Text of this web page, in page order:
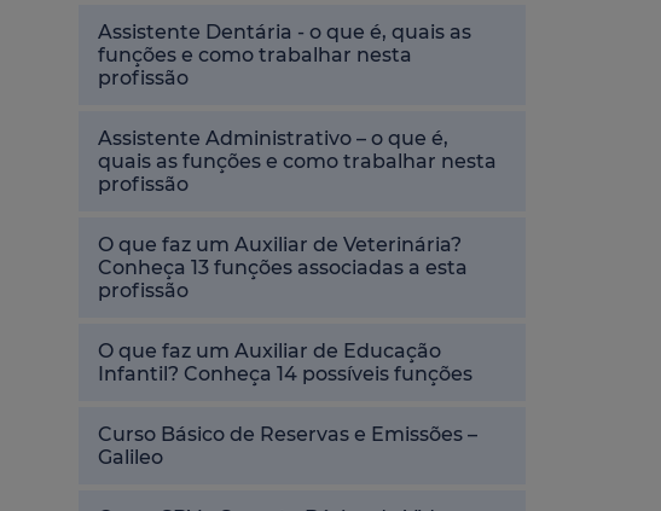
Assistente Dentária - o que é, quais as
funções e como trabalhar nesta
profissão
Assistente Administrativo – o que é,
quais as funções e como trabalhar nesta
profissão
O que faz um Auxiliar de Veterinária?
Conheça 13 funções associadas a esta
profissão
O que faz um Auxiliar de Educação
Infantil? Conheça 14 possíveis funções
Curso Básico de Reservas e Emissões –
Galileo